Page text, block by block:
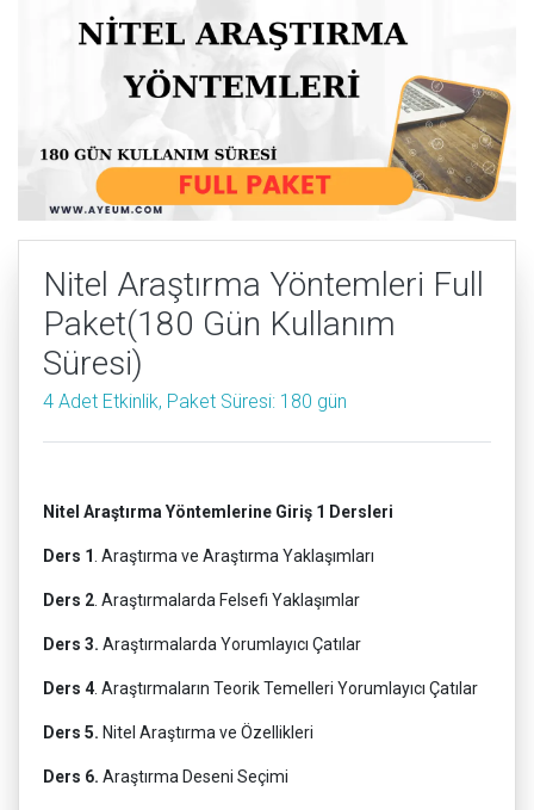
Nitel Araştırma Yöntemleri Full
Paket(180 Gün Kullanım
Süresi)
4 Adet Etkinlik, Paket Süresi: 180 gün
Nitel Araştırma Yöntemlerine Giriş 1 Dersleri
Ders 1. Araştırma ve Araştırma Yaklaşımları
Ders 2. Araştırmalarda Felsefi Yaklaşımlar
Ders 3. Araştırmalarda Yorumlayıcı Çatılar
Ders 4. Araştırmaların Teorik Temelleri Yorumlayıcı Çatılar
Ders 5. Nitel Araştırma ve Özellikleri
Ders 6. Araştırma Deseni Seçimi